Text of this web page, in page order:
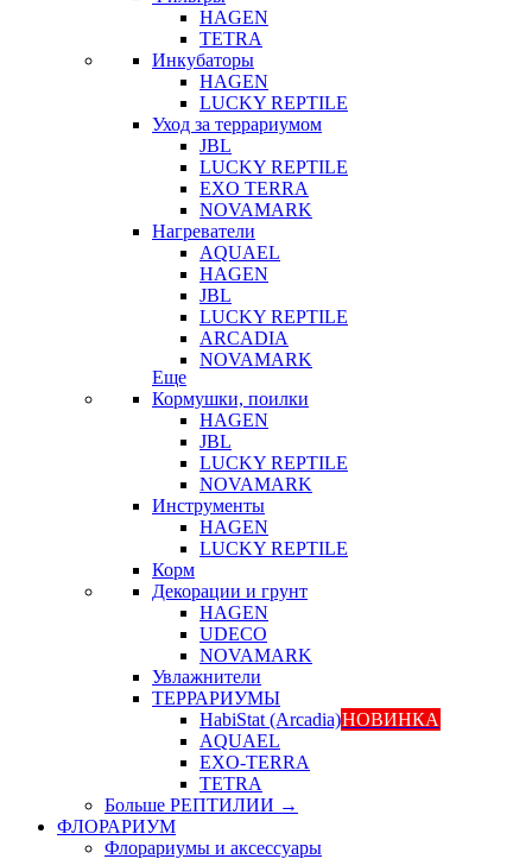
HAGEN
TETRA
Инкубаторы
HAGEN
LUCKY REPTILE
Уход за террариумом
JBL
LUCKY REPTILE
EXO TERRA
NOVAMARK
Нагреватели
AQUAEL
HAGEN
JBL
LUCKY REPTILE
ARCADIA
NOVAMARK
Еще
Кормушки, поилки
HAGEN
JBL
LUCKY REPTILE
NOVAMARK
Инструменты
HAGEN
LUCKY REPTILE
Корм
Декорации и грунт
HAGEN
UDECO
NOVAMARK
Увлажнители
ТЕРРАРИУМЫ
HabiStat (Arcadia)НОВИНКА
AQUAEL
EXO-TERRA
TETRA
Больше РЕПТИЛИИ →
ФЛОРАРИУМ
Флорариумы и аксессуары